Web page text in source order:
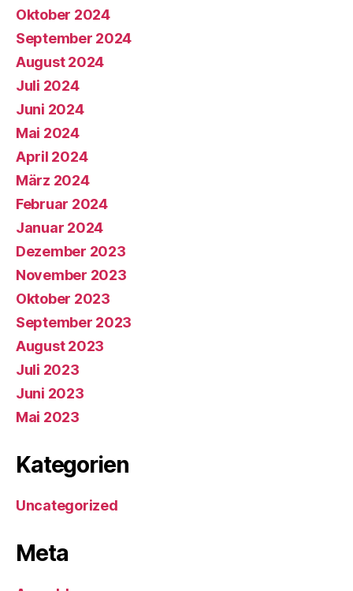
Oktober 2024
September 2024
August 2024
Juli 2024
Juni 2024
Mai 2024
April 2024
März 2024
Februar 2024
Januar 2024
Dezember 2023
November 2023
Oktober 2023
September 2023
August 2023
Juli 2023
Juni 2023
Mai 2023
Kategorien
Uncategorized
Meta